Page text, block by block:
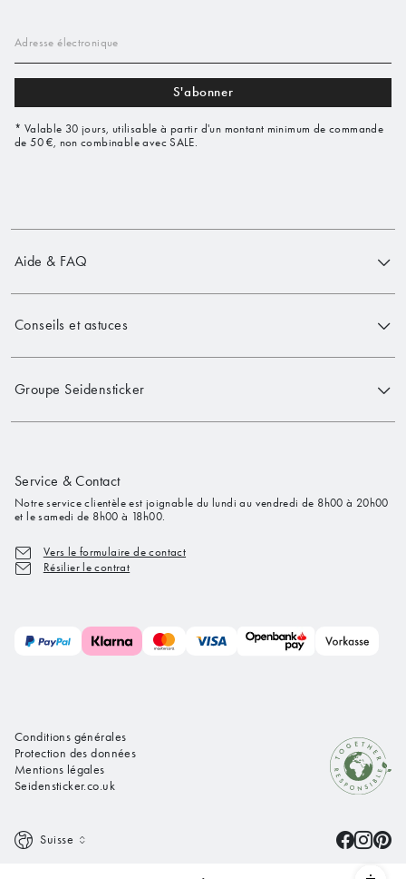
Adresse électronique
S'abonner
* Valable 30 jours, utilisable à partir d'un montant minimum de commande
de 50 €, non combinable avec SALE.
Aide & FAQ
Conseils et astuces
Groupe Seidensticker
Service & Contact
Notre service clientèle est joignable du lundi au vendredi de 8h00 à 20h00
et le samedi de 8h00 à 18h00.
Vers le formulaire de contact
Résilier le contrat
Conditions générales
Protection des données
Mentions légales
Seidensticker.co.uk
Suisse